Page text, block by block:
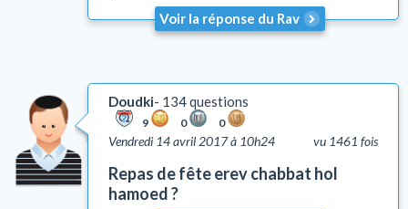
Voir la réponse du Rav
Doudki 134 questions
9 0 0
vu 1461 fois
Vendredi 14 avril 2017 à 10h24
Repas de fête erev chabbat hol
hamoed ?